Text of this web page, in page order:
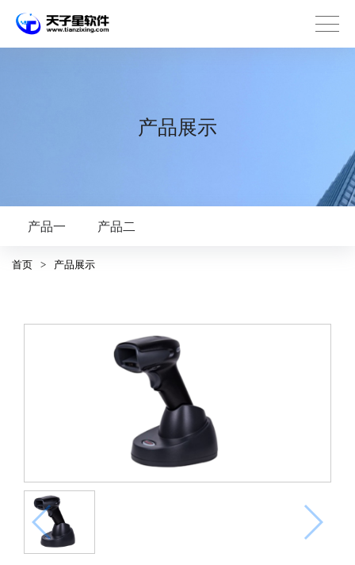
产品展示
产品一 产品二
首页 > 产品展示